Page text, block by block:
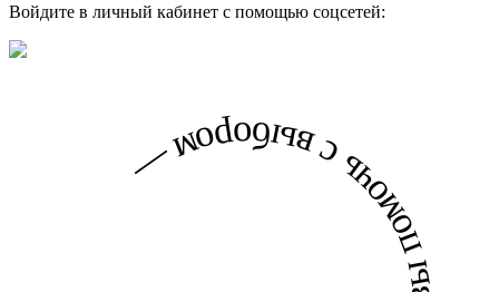
Войдите в личный кабинет с помощью соцсетей: